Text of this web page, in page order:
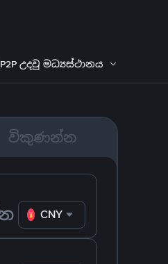
P2P උදවු මධ්‍යස්ථානය
විකුණන්න
CNY